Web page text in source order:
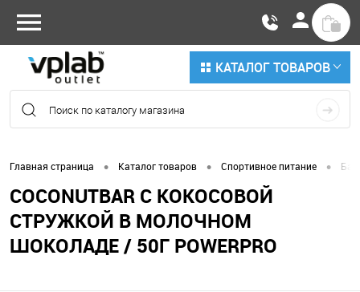
КАТАЛОГ ТОВАРОВ
Главная страница • Каталог товаров • Спортивное питание •
COCONUTBAR С КОКОСОВОЙ
СТРУЖКОЙ В МОЛОЧНОМ
ШОКОЛАДЕ / 50Г POWERPRO